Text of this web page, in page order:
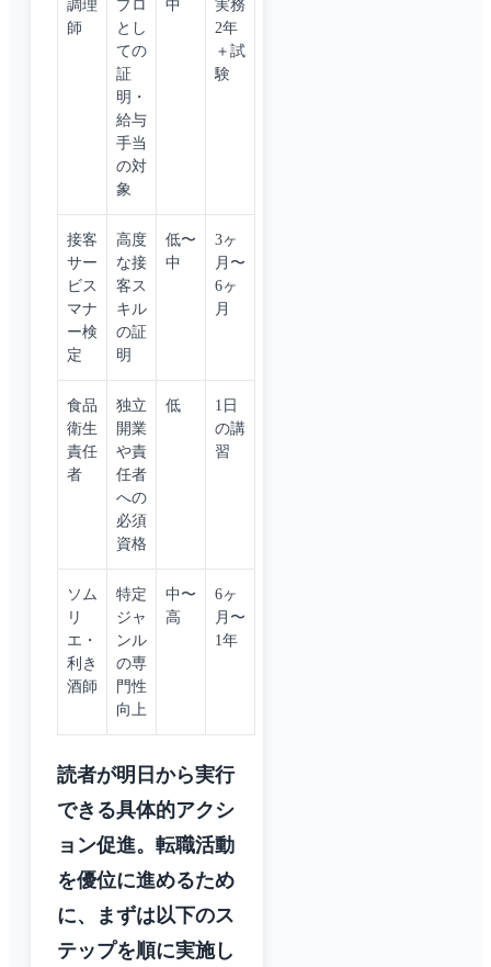
調理
師
プロ
とし
ての
証
明・
給与
手当
の対
象
中
実務
2年
＋試
験
接客
サー
ビス
マナ
ー検
定
高度
な接
客ス
キル
の証
明
低〜
中
3ヶ
月〜
6ヶ
月
食品
衛生
責任
者
独立
開業
や責
任者
への
必須
資格
低
1日
の講
習
ソム
リ
エ・
利き
酒師
特定
ジャ
ンル
の専
門性
向上
中〜
高
6ヶ
月〜
1年
読者が明日から実行
できる具体的アクシ
ョン促進。転職活動
を優位に進めるため
に、まずは以下のス
テップを順に実施し